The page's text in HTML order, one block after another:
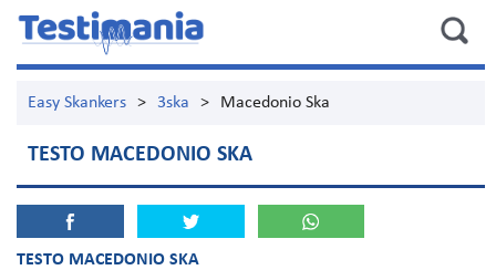
Easy Skankers > 3ska > Macedonio Ska
TESTO MACEDONIO SKA
TESTO MACEDONIO SKA